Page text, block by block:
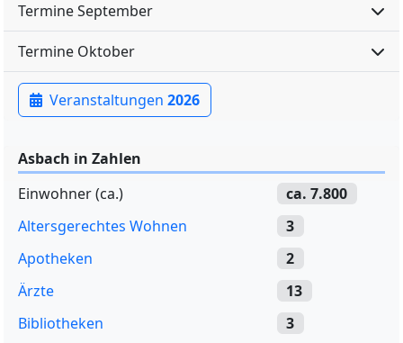
Termine September
Termine Oktober
Veranstaltungen 2026
Asbach in Zahlen
Einwohner (ca.)
ca. 7.800
Altersgerechtes Wohnen
3
Apotheken
2
Ärzte
13
Bibliotheken
3